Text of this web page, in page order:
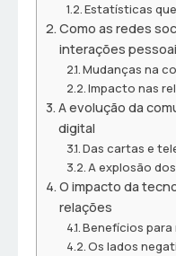
Estatísticas
Como as redes
interações
Mudanças na
Impacto nas
A evolução da
digital
Das cartas e
A explosão
O impacto da
relações
Benefícios
Os lados